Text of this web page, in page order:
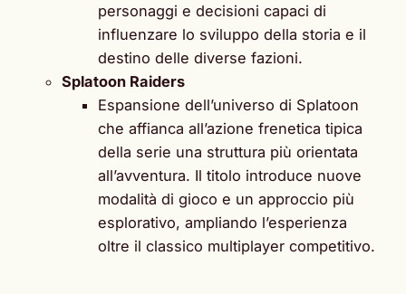
personaggi e decisioni capaci di
influenzare lo sviluppo della storia e il
destino delle diverse fazioni.
Splatoon Raiders
Espansione dell’universo di Splatoon
che affianca all’azione frenetica tipica
della serie una struttura più orientata
all’avventura. Il titolo introduce nuove
modalità di gioco e un approccio più
esplorativo, ampliando l’esperienza
oltre il classico multiplayer competitivo.